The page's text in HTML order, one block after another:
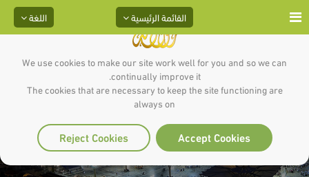
We use cookies to make our site work well for you and so we can
continually improve it.
The cookies that are necessary to keep the site functioning are
always on
Accept Cookies
Reject Cookies
اللغة القائمة الرئيسية
الذكر والدعاء